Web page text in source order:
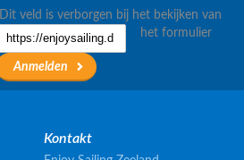
Dit veld is verborgen bij het bekijken van
het formulier
Kontakt